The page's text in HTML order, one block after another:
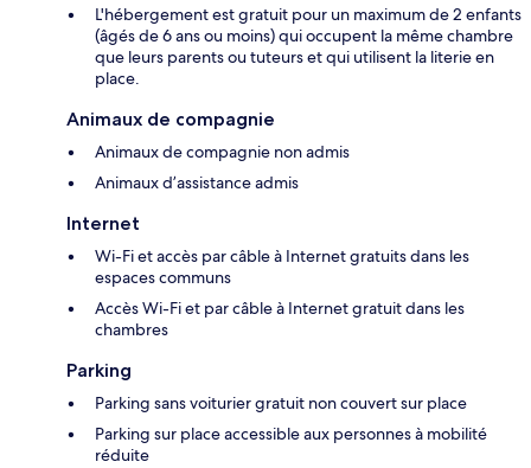
L'hébergement est gratuit pour un maximum de 2 enfants
(âgés de 6 ans ou moins) qui occupent la même chambre
que leurs parents ou tuteurs et qui utilisent la literie en
place.
Animaux de compagnie
Animaux de compagnie non admis
Animaux d’assistance admis
Internet
Wi-Fi et accès par câble à Internet gratuits dans les
espaces communs
Accès Wi-Fi et par câble à Internet gratuit dans les
chambres
Parking
Parking sans voiturier gratuit non couvert sur place
Parking sur place accessible aux personnes à mobilité
réduite